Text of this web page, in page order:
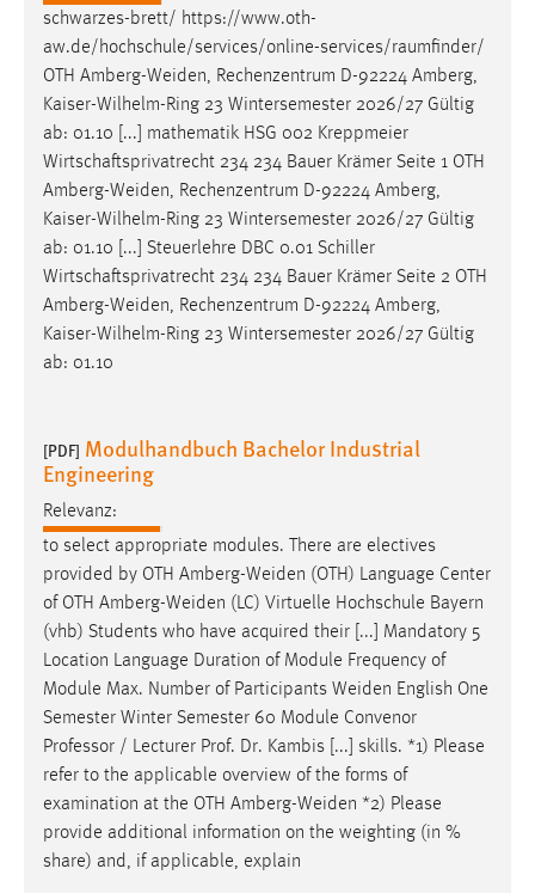
schwarzes-brett/ https://www.oth-
aw.de/hochschule/services/online-services/raumfinder/
OTH Amberg-Weiden, Rechenzentrum D-92224 Amberg,
Kaiser-Wilhelm-Ring 23 Wintersemester 2026/27 Gültig
ab: 01.10 [...] mathematik HSG 002 Kreppmeier
Wirtschaftsprivatrecht 234 234 Bauer Krämer Seite 1 OTH
Amberg-Weiden, Rechenzentrum D-92224 Amberg,
Kaiser-Wilhelm-Ring 23 Wintersemester 2026/27 Gültig
ab: 01.10 [...] Steuerlehre DBC 0.01 Schiller
Wirtschaftsprivatrecht 234 234 Bauer Krämer Seite 2 OTH
Amberg-Weiden, Rechenzentrum D-92224 Amberg,
Kaiser-Wilhelm-Ring 23 Wintersemester 2026/27 Gültig
ab: 01.10
[PDF] Modulhandbuch Bachelor Industrial
Engineering
Relevanz:
to select appropriate modules. There are electives
provided by OTH Amberg-Weiden (OTH) Language Center
of OTH Amberg-Weiden (LC) Virtuelle Hochschule Bayern
(vhb) Students who have acquired their [...] Mandatory 5
Location Language Duration of Module Frequency of
Module Max. Number of Participants Weiden English One
Semester Winter Semester 60 Module Convenor
Professor / Lecturer Prof. Dr. Kambis [...] skills. *1) Please
refer to the applicable overview of the forms of
examination at the OTH Amberg-Weiden *2) Please
provide additional information on the weighting (in %
share) and, if applicable, explain